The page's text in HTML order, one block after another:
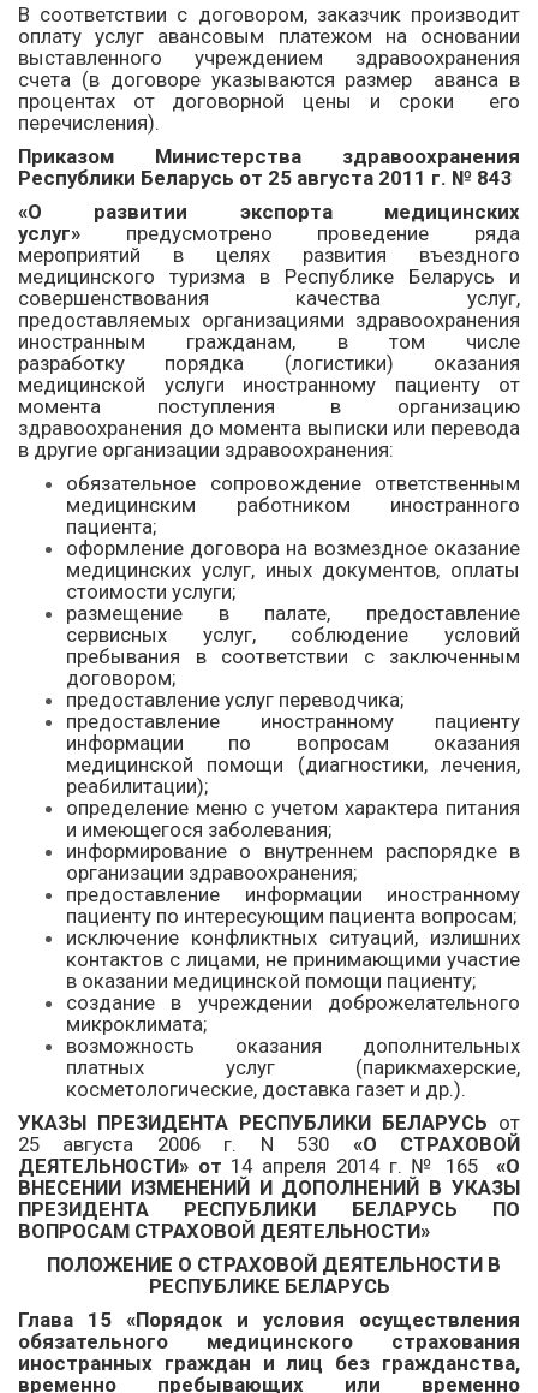
В соответствии с договором, заказчик производит
оплату услуг авансовым платежом на основании
выставленного учреждением здравоохранения
счета (в договоре указываются размер аванса в
процентах от договорной цены и сроки его
перечисления).
Приказом Министерства здравоохранения
Республики Беларусь от 25 августа 2011 г. № 843
«О развитии экспорта медицинских
услуг» предусмотрено проведение ряда
мероприятий в целях развития въездного
медицинского туризма в Республике Беларусь и
совершенствования качества услуг,
предоставляемых организациями здравоохранения
иностранным гражданам, в том числе
разработку порядка (логистики) оказания
медицинской услуги иностранному пациенту от
момента поступления в организацию
здравоохранения до момента выписки или перевода
в другие организации здравоохранения:
обязательное сопровождение ответственным
медицинским работником иностранного
пациента;
оформление договора на возмездное оказание
медицинских услуг, иных документов, оплаты
стоимости услуги;
размещение в палате, предоставление
сервисных услуг, соблюдение условий
пребывания в соответствии с заключенным
договором;
предоставление услуг переводчика;
предоставление иностранному пациенту
информации по вопросам оказания
медицинской помощи (диагностики, лечения,
реабилитации);
определение меню с учетом характера питания
и имеющегося заболевания;
информирование о внутреннем распорядке в
организации здравоохранения;
предоставление информации иностранному
пациенту по интересующим пациента вопросам;
исключение конфликтных ситуаций, излишних
контактов с лицами, не принимающими участие
в оказании медицинской помощи пациенту;
создание в учреждении доброжелательного
микроклимата;
возможность оказания дополнительных
платных услуг (парикмахерские,
косметологические, доставка газет и др.).
УКАЗЫ ПРЕЗИДЕНТА РЕСПУБЛИКИ БЕЛАРУСЬ от
25 августа 2006 г. N 530 «О СТРАХОВОЙ
ДЕЯТЕЛЬНОСТИ» от 14 апреля 2014 г. № 165
«О
ВНЕСЕНИИ ИЗМЕНЕНИЙ И ДОПОЛНЕНИЙ В УКАЗЫ
ПРЕЗИДЕНТА РЕСПУБЛИКИ БЕЛАРУСЬ ПО
ВОПРОСАМ СТРАХОВОЙ ДЕЯТЕЛЬНОСТИ»
ПОЛОЖЕНИЕ О СТРАХОВОЙ ДЕЯТЕЛЬНОСТИ В
РЕСПУБЛИКЕ БЕЛАРУСЬ
Глава 15 «Порядок и условия осуществления
обязательного медицинского страхования
иностранных граждан и лиц без гражданства,
временно пребывающих или временно